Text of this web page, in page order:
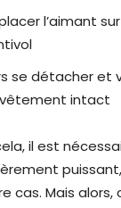
l’aimant
se détacher et
intact
il est
cas. Mais alors,